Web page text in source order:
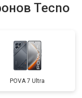
Tecno
POVA 7 Ultra